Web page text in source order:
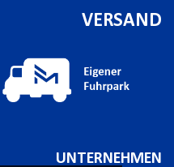
VERSAND
UNTERNEHMEN